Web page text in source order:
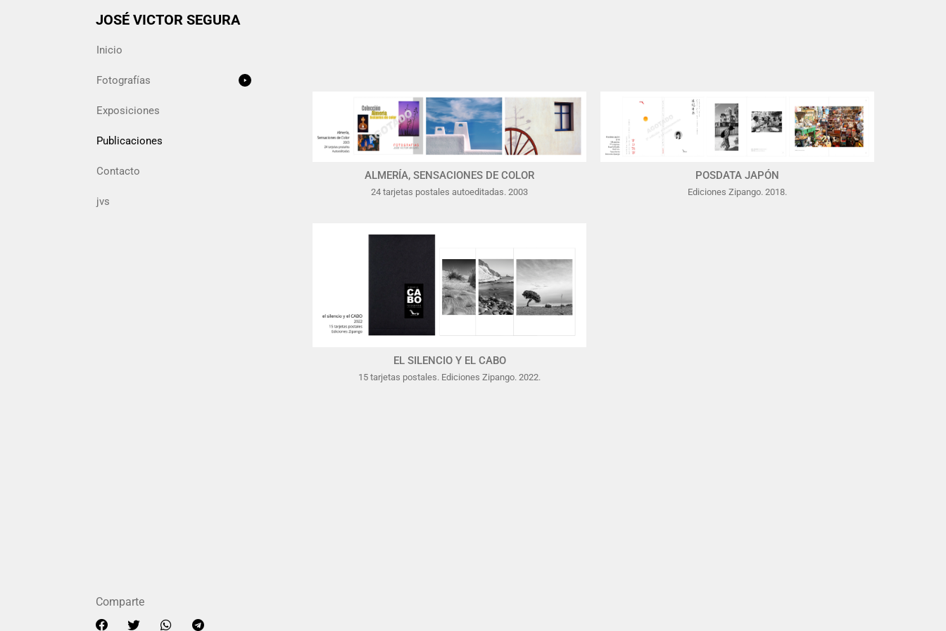
JOSÉ VICTOR SEGURA
Inicio
Fotografías
Exposiciones
Publicaciones
Contacto
jvs
Comparte
ALMERÍA, SENSACIONES DE COLOR
24 tarjetas postales autoeditadas. 2003
POSDATA JAPÓN
Ediciones Zipango. 2018.
EL SILENCIO Y EL CABO
15 tarjetas postales. Ediciones Zipango. 2022.